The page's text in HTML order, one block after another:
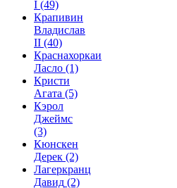
I (49)
Крапивин
Владислав
II (40)
Краснахоркаи
Ласло (1)
Кристи
Агата (5)
Кэрол
Джеймс
(3)
Кюнскен
Дерек (2)
Лагеркранц
Давид (2)